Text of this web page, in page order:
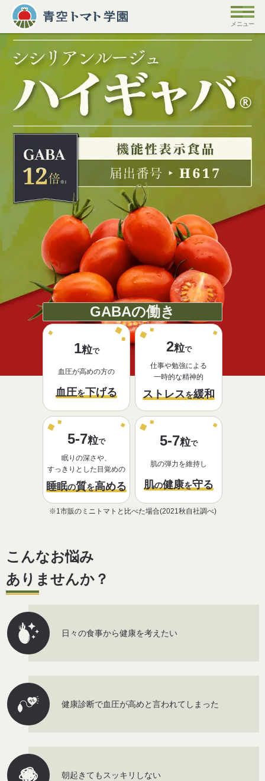
GABAの働き
1粒で
血圧が高めの方の
血圧を下げる
2粒で
仕事や勉強による
一時的な精神的
ストレスを緩和
5-7粒で
眠りの深さや、
すっきりとした目覚めの
睡眠の質を高める
5-7粒で
肌の弾力を維持し
肌の健康を守る
※1市販のミニトマトと比べた場合(2021秋自社調べ)
こんなお悩み
ありませんか？
日々の食事から健康を考えたい
健康診断で血圧が高めと言われてしまった
朝起きてもスッキリしない